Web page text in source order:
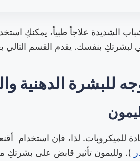
الشديدة علاجاً طبياً، يمكنكِ
لبشرتكِ بنفسك. يقدم القسم التالي
للبشرة الدهنية
للميكروبات. لذا، فإن استخدام
). ولليمون تأثير قابض على بشرتكِ